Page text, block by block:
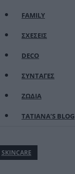
FAMILY
ΣΧΕΣΕΙΣ
DECO
ΣΥΝΤΑΓΕΣ
ΖΩΔΙΑ
TATIANA’S BLOG
SKINCARE